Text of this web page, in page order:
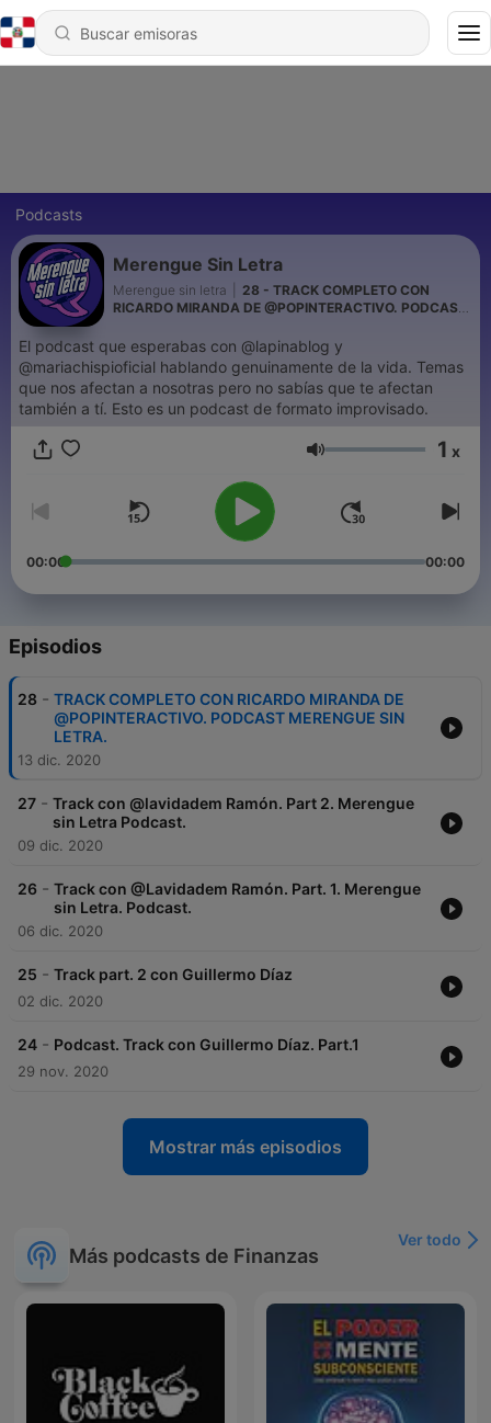
Podcasts
Merengue Sin Letra
Merengue sin letra
28 - TRACK COMPLETO CON
RICARDO MIRANDA DE @POPINTERACTIVO. PODCAST
El podcast que esperabas con @lapinablog y
@mariachispioficial hablando genuinamente de la vida. Temas
que nos afectan a nosotras pero no sabías que te afectan
también a tí. Esto es un podcast de formato improvisado.
Volumen 1 x
00:00 00:00
Episodios
28 - TRACK COMPLETO CON RICARDO MIRANDA DE
@POPINTERACTIVO. PODCAST MERENGUE SIN
LETRA.
13 dic. 2020
27 - Track con @lavidadem Ramón. Part 2. Merengue
sin Letra Podcast.
09 dic. 2020
26 - Track con @Lavidadem Ramón. Part. 1. Merengue
sin Letra. Podcast.
06 dic. 2020
25 - Track part. 2 con Guillermo Díaz
02 dic. 2020
24 - Podcast. Track con Guillermo Díaz. Part.1
29 nov. 2020
Mostrar más episodios
Más podcasts de Finanzas
Ver todo